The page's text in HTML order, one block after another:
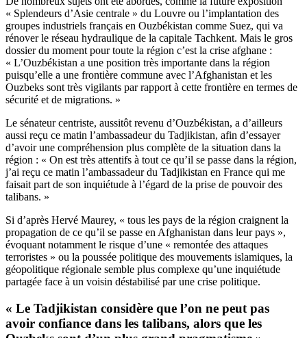
« Splendeurs d’Asie centrale » du Louvre ou l’implantation des
groupes industriels français en Ouzbékistan comme Suez, qui va
rénover le réseau hydraulique de la capitale Tachkent. Mais le gros
dossier du moment pour toute la région c’est la crise afghane :
« L’Ouzbékistan a une position très importante dans la région
puisqu’elle a une frontière commune avec l’Afghanistan et les
Ouzbeks sont très vigilants par rapport à cette frontière en termes de
sécurité et de migrations. »
Le sénateur centriste, aussitôt revenu d’Ouzbékistan, a d’ailleurs
aussi reçu ce matin l’ambassadeur du Tadjikistan, afin d’essayer
d’avoir une compréhension plus complète de la situation dans la
région : « On est très attentifs à tout ce qu’il se passe dans la région,
j’ai reçu ce matin l’ambassadeur du Tadjikistan en France qui me
faisait part de son inquiétude à l’égard de la prise de pouvoir des
talibans. »
Si d’après Hervé Maurey, « tous les pays de la région craignent la
propagation de ce qu’il se passe en Afghanistan dans leur pays »,
évoquant notamment le risque d’une « remontée des attaques
terroristes » ou la poussée politique des mouvements islamiques, la
géopolitique régionale semble plus complexe qu’une inquiétude
partagée face à un voisin déstabilisé par une crise politique.
« Le Tadjikistan considère que l’on ne peut pas
avoir confiance dans les talibans, alors que les